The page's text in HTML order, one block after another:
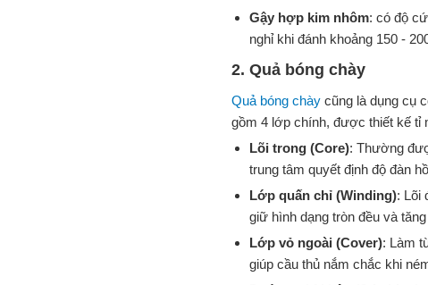
Gậy hợp kim nhôm: có độ
nghỉ khi đánh khoảng 150 -
2. Quả bóng chày
Quả bóng chàycũng là dụng cụ
gồm 4 lớp chính, được thiết kế tỉ
Lõi trong (Core): Thường
trung tâm quyết định độ đàn
Lớp quấn chỉ (Winding): Lõi
giữ hình dạng tròn đều và
Lớp vỏ ngoài (Cover): Làm
giúp cầu thủ nắm chắc khi